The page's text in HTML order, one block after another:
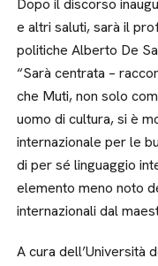
Dopo il discorso
e altri saluti, sarà il
politiche Alberto De
“Sarà centrata –
che Muti, non solo
uomo di cultura, si è
internazionale per le
di per sé linguaggio
elemento meno noto
internazionali dal
A cura dell’Università